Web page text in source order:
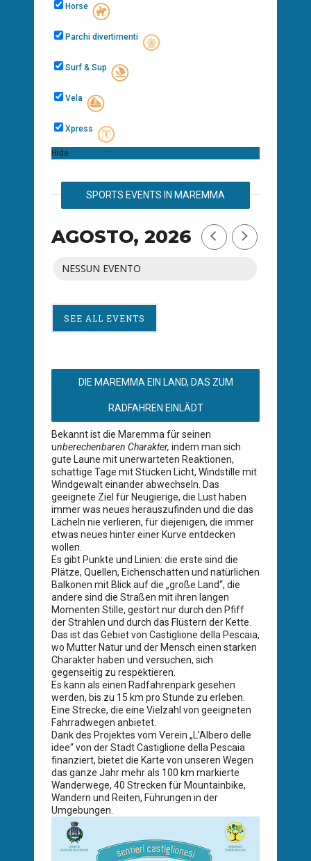
Horse
Parchi divertimenti
Surf & Sup
Vela
Xpress
Hide
SPORTS EVENTS IN MAREMMA
AGOSTO, 2026
NESSUN EVENTO
SEE ALL EVENTS
DIE MAREMMA EIN LAND, DAS ZUM
RADFAHREN EINLÄDT
Bekannt ist die Maremma für seinen
unberechenbaren Charakter, indem man sich
gute Laune mit unerwarteten Reaktionen,
schattige Tage mit Stücken Licht, Windstille mit
Windgewalt einander abwechseln. Das
geeignete Ziel für Neugierige, die Lust haben
immer was neues herauszufinden und die das
Lächeln nie verlieren, für diejenigen, die immer
etwas neues hinter einer Kurve entdecken
wollen.
Es gibt Punkte und Linien: die erste sind die
Plätze, Quellen, Eichenschatten und natürlichen
Balkonen mit Blick auf die „große Land“, die
andere sind die Straßen mit ihren langen
Momenten Stille, gestört nur durch den Pfiff
der Strahlen und durch das Flüstern der Kette.
Das ist das Gebiet von Castiglione della Pescaia,
wo Mutter Natur und der Mensch einen starken
Charakter haben und versuchen, sich
gegenseitig zu respektieren.
Es kann als einen Radfahrenpark gesehen
werden, bis zu 15 km pro Stunde zu erleben.
Eine Strecke, die eine Vielzahl von geeigneten
Fahrradwegen anbietet.
Dank des Projektes vom Verein „L’Albero delle
idee“ von der Stadt Castiglione della Pescaia
finanziert, bietet die Karte von unseren Wegen
das ganze Jahr mehr als 100 km markierte
Wanderwege, 40 Strecken für Mountainbike,
Wandern und Reiten, Führungen in der
Umgebungen.